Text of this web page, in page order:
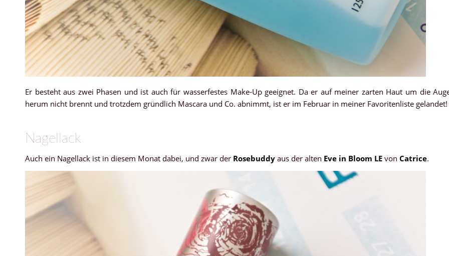
Er besteht aus zwei Phasen und ist auch für wasserfestes Make-Up geeignet. Da er auf meiner zarten Haut um die
herum nicht brennt und trotzdem gründlich Mascara und Co. abnimmt, ist er im Februar in meiner Favoritenliste gelandet!
Nagellack
Auch ein Nagellack ist in diesem Monat dabei, und zwar der Rosebuddy aus der alten Eve in Bloom LE von Catrice.